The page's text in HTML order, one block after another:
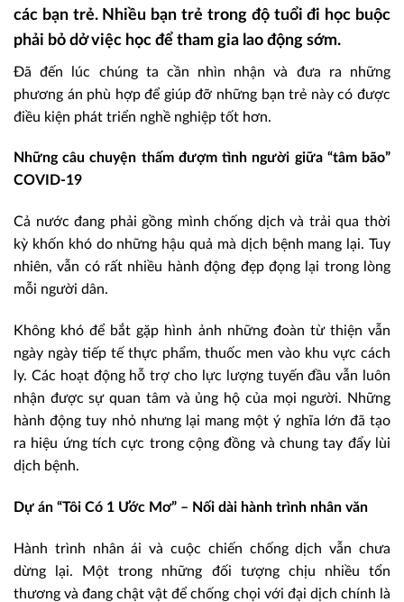
các bạn trẻ. Nhiều bạn trẻ trong độ tuổi đi học buộc
phải bỏ dở việc học để tham gia lao động sớm.
Đã đến lúc chúng ta cần nhìn nhận và đưa ra những
phương án phù hợp để giúp đỡ những bạn trẻ này có được
điều kiện phát triển nghề nghiệp tốt hơn.
Những câu chuyện thấm đượm tình người giữa “tâm bão”
COVID-19
Cả nước đang phải gồng mình chống dịch và trải qua thời
kỳ khốn khó do những hậu quả mà dịch bệnh mang lại. Tuy
nhiên, vẫn có rất nhiều hành động đẹp đọng lại trong lòng
mỗi người dân.
Không khó để bắt gặp hình ảnh những đoàn từ thiện vẫn
ngày ngày tiếp tế thực phẩm, thuốc men vào khu vực cách
ly. Các hoạt động hỗ trợ cho lực lượng tuyến đầu vẫn luôn
nhận được sự quan tâm và ủng hộ của mọi người. Những
hành động tuy nhỏ nhưng lại mang một ý nghĩa lớn đã tạo
ra hiệu ứng tích cực trong cộng đồng và chung tay đẩy lùi
dịch bệnh.
Dự án “Tôi Có 1 Ước Mơ” – Nối dài hành trình nhân văn
Hành trình nhân ái và cuộc chiến chống dịch vẫn chưa
dừng lại. Một trong những đối tượng chịu nhiều tổn
thương và đang chật vật để chống chọi với đại dịch chính là